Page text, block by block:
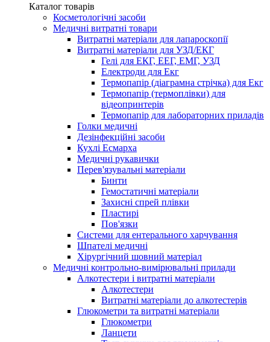
Каталог товарів
Косметологічні засоби
Медичні витратні товари
Витратні матеріали для лапароскопії
Витратні матеріали для УЗД/ЕКГ
Гелі для ЕКГ, ЕЕГ, ЕМГ, УЗД
Електроди для Екг
Термопапір (діаграмна стрічка) для Екг
Термопапір (термоплівки) для
відеопринтерів
Термопапір для лабораторних приладів
Голки медичні
Дезінфекційні засоби
Кухлі Есмарха
Медичні рукавички
Перев'язувальні матеріали
Бинти
Гемостатичні матеріали
Захисні спрей плівки
Пластирі
Пов'язки
Системи для ентерального харчування
Шпателі медичні
Хірургічний шовний матеріал
Медичні контрольно-вимірювальні прилади
Алкотестери і витратні матеріали
Алкотестери
Витратні матеріали до алкотестерів
Глюкометри та витратні матеріали
Глюкометри
Ланцети